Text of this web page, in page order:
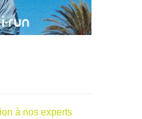
à nos experts